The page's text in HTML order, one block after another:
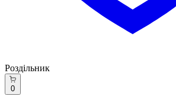
Роздільник
0